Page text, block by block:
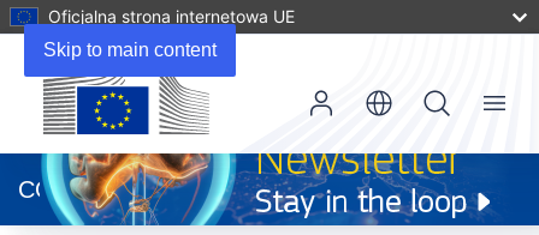
Skip to main content
Oficjalna strona internetowa UE
otworzy
się
w
CORDIS
Menu